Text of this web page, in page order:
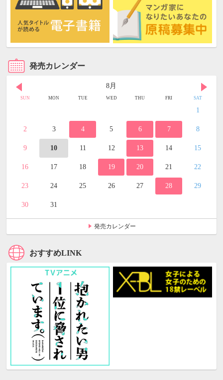
発売カレンダー
8月
SUN MON TUE WED THU FRI SAT
1
2 3 4 5 6 7 8
9 10 11 12 13 14 15
16 17 18 19 20 21 22
23 24 25 26 27 28 29
30 31
発売カレンダー
おすすめLINK